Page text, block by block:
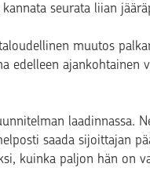
seurata liian
muutos
edelleen ajankohtainen
laadinnassa.
saada sijoittajan
kuinka paljon hän on